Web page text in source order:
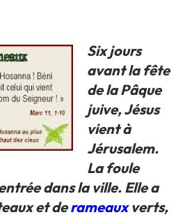
Six jours
avant la fête
de la Pâque
juive, Jésus
vient à
Jérusalem.
La foule
dans la ville. Elle a
et derameauxverts,